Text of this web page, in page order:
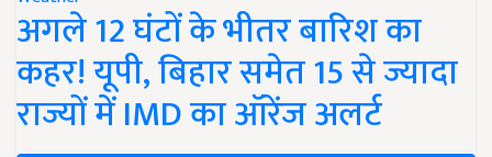
अगले 12 घंटों के भीतर बारिश का
कहर! यूपी, बिहार समेत 15 से ज्यादा
राज्यों में IMD का ऑरेंज अलर्ट